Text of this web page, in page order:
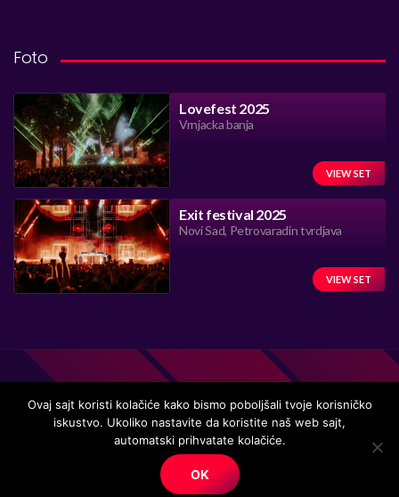
Foto
Lovefest 2025
Vrnjacka banja
VIEW SET
Exit festival 2025
Novi Sad, Petrovaradin tvrdjava
VIEW SET
Handmade in Serbia 15 years ago, while listening to the great
© Copyright. All right reserved.
Ovaj sajt koristi kolačiće kako bismo poboljšali tvoje korisničko
iskustvo. Ukoliko nastavite da koristite naš web sajt,
automatski prihvatate kolačiće.
OK